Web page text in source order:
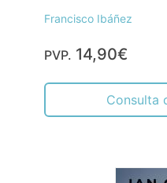
Francisco Ibáñez
PVP. 14,90€
Consulta